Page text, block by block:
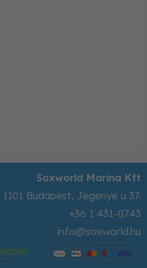
Soxworld Marina Kft
1101 Budapest, Jegenye u 37.
+36 1 431-0743
info@soxworld.hu